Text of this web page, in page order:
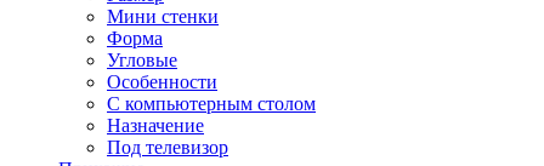
Мини стенки
Форма
Угловые
Особенности
С компьютерным столом
Назначение
Под телевизор